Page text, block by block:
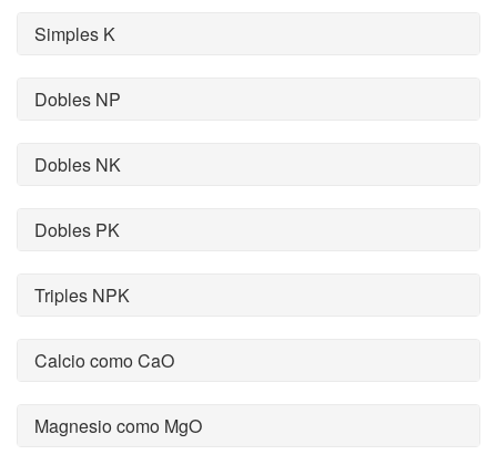
Simples K
Dobles NP
Dobles NK
Dobles PK
Triples NPK
Calcio como CaO
Magnesio como MgO